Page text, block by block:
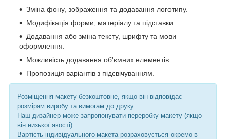
Зміна фону, зображення та додавання логотипу.
Модифікація форми, матеріалу та підставки.
Додавання або зміна тексту, шрифту та мови
оформлення.
Можливість додавання об'ємних елементів.
Пропозиція варіантів з підсвічуванням.
Розміщення макету безкоштовне, якщо він відповідає
розмірам виробу та вимогам до друку.
Наш дизайнер може запропонувати переробку макету (якщо
він низької якості).
Вартість індивідуального макета розраховується окремо в